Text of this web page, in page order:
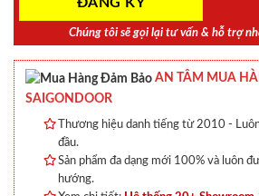
Chúng tôi sẽ gọi lại tư vấn & hỗ trợ
AN TÂM MUA
SAIGONDOOR
Thương hiệu danh tiếng từ 2010 -
đầu.
Sản phẩm đa dạng mới 100% và luôn
hướng.